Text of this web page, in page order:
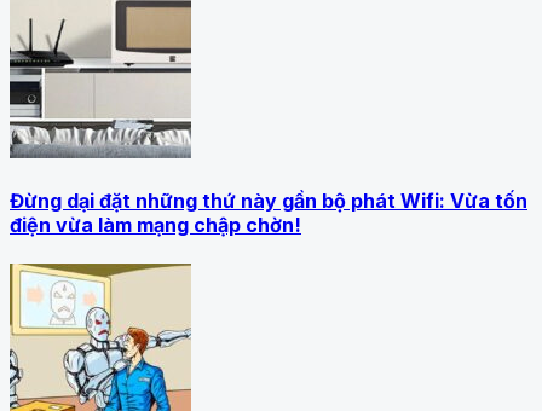
Đừng dại đặt những thứ này gần bộ phát Wifi: Vừa tốn
điện vừa làm mạng chập chờn!